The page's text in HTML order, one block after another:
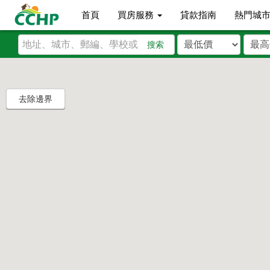
首頁 買房服務 貸款指南 熱門城
搜索
去除邊界